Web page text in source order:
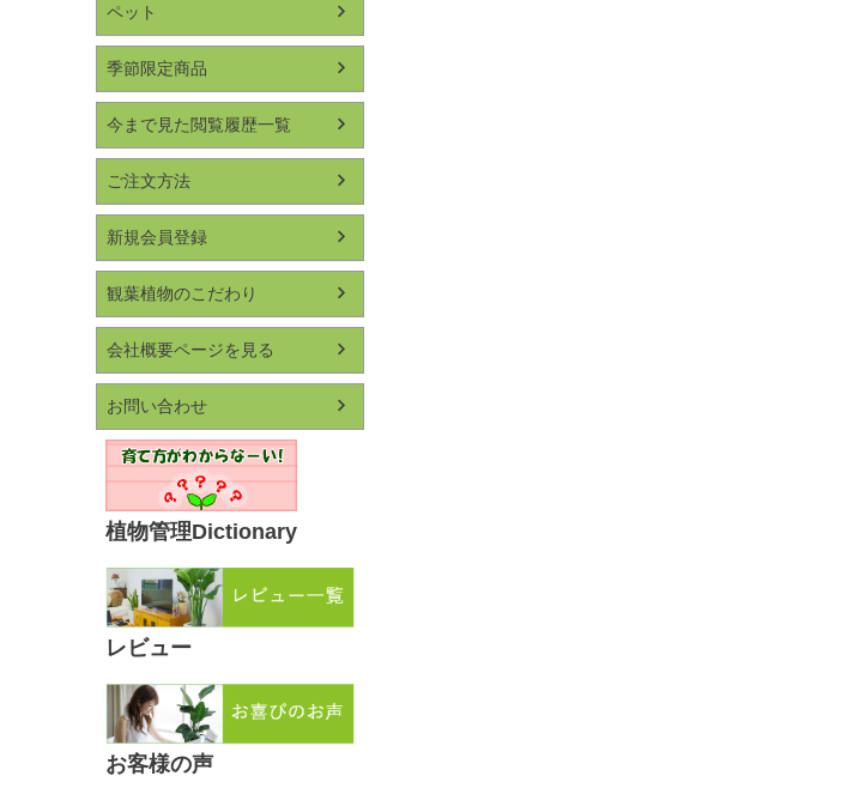
ペット
季節限定商品
今まで見た閲覧履歴一覧
ご注文方法
新規会員登録
観葉植物のこだわり
会社概要ページを見る
お問い合わせ
植物管理Dictionary
レビュー
お客様の声